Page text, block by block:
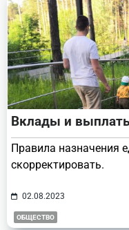
Вклады и
Правила назначения
скорректировать.
02.08.2023
ОБЩЕСТВО